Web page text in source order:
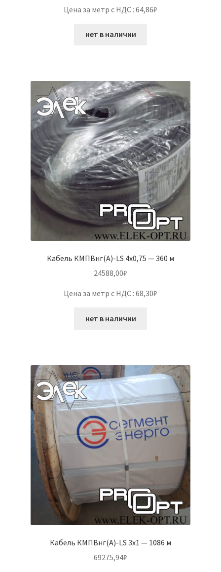
Цена за метр с НДС : 64,86₽
нет в наличии
Кабель КМПВнг(А)-LS 4х0,75 — 360 м
24588,00₽
Цена за метр с НДС : 68,30₽
нет в наличии
Кабель КМПВнг(А)-LS 3х1 — 1086 м
69275,94₽